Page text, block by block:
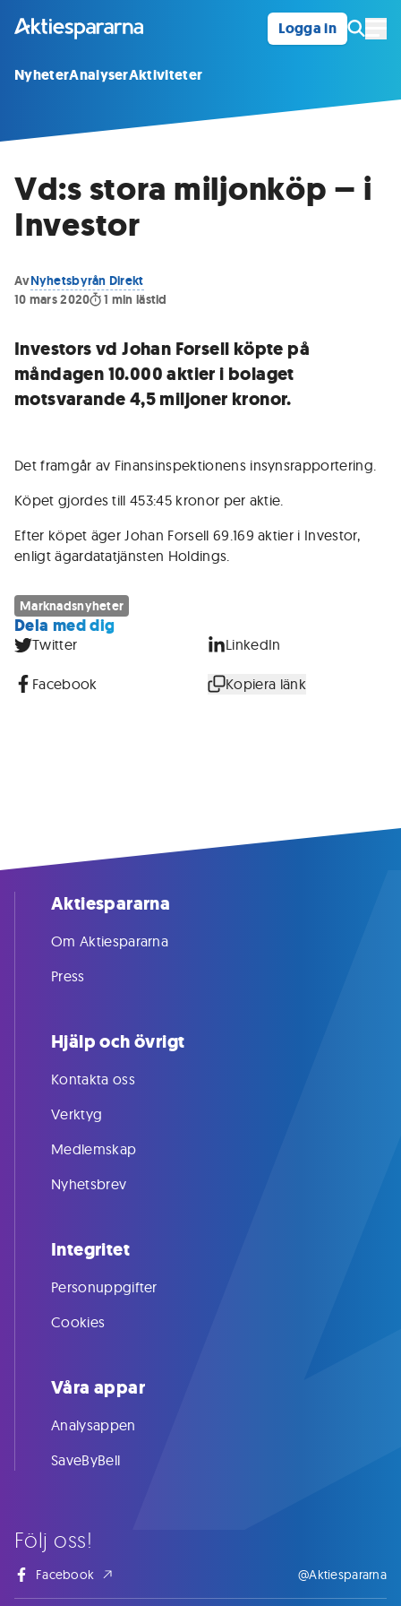
Logga in
NyheterAnalyserAktiviteter
Vd:s stora miljonköp – i
Investor
AvNyhetsbyrån Direkt
10 mars 2020
1 min lästid
Investors vd Johan Forsell köpte på
måndagen 10.000 aktier i bolaget
motsvarande 4,5 miljoner kronor.
Det framgår av Finansinspektionens insynsrapportering.
Köpet gjordes till 453:45 kronor per aktie.
Efter köpet äger Johan Forsell 69.169 aktier i Investor,
enligt ägardatatjänsten Holdings.
Marknadsnyheter
Dela med dig
Twitter LinkedIn
Facebook Kopiera länk
Följ oss!
Facebook @Aktiespararna
Aktiespararna
Om Aktiespararna
Press
Hjälp och övrigt
Kontakta oss
Verktyg
Medlemskap
Nyhetsbrev
Integritet
Personuppgifter
Cookies
Våra appar
Analysappen
SaveByBell